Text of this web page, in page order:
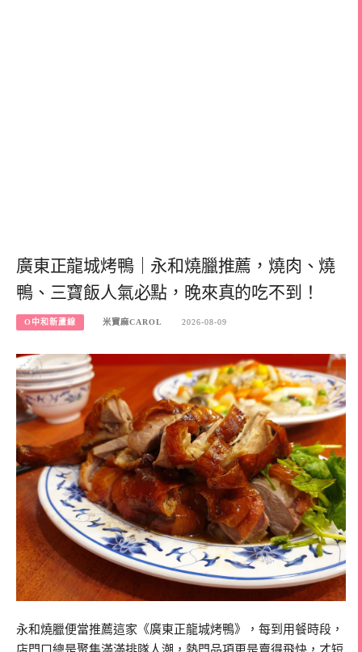
廣東正龍城烤鴨｜永和燒臘推薦，燒肉、燒
鴨、三寶飯人氣必點，晚來真的吃不到！
O中和新蘆線 米寶麻CAROL 2026-08-09
永和燒臘便當推薦這家《廣東正龍城烤鴨》，每到用餐時段，